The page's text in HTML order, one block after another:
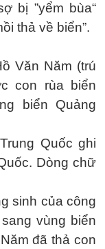
bị ”yểm bùa“
thả về biển”.
Văn Năm (trú
con rùa biển
biển Quảng
Quốc ghi
Dòng chữ
sinh của công
vùng biển
đã thả con